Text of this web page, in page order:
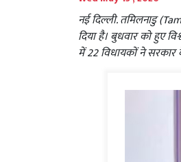
नई दिल्ली. तमिलनाडु
दिया है। बुधवार को हुए
में 22 विधायकों ने